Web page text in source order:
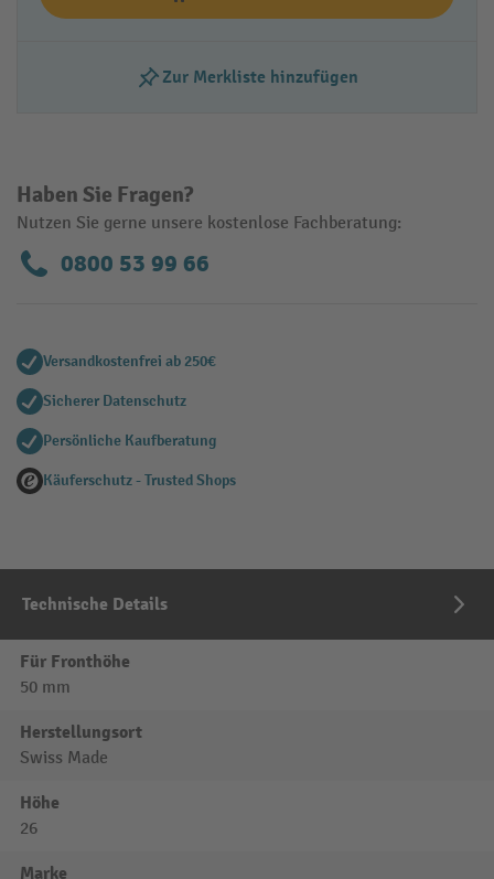
Zur Merkliste hinzufügen
Haben Sie Fragen?
Nutzen Sie gerne unsere kostenlose Fachberatung:
0800 53 99 66
Versandkostenfrei ab 250€
Sicherer Datenschutz
Persönliche Kaufberatung
Käuferschutz - Trusted Shops
Technische Details
Für Fronthöhe
50 mm
Herstellungsort
Swiss Made
Höhe
26
Marke